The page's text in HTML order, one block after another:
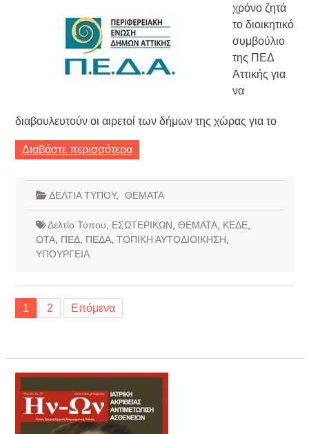
χρόνο ζητά
το διοικητικό
συμβούλιο
της ΠΕΔ
Αττικής για
να
διαβουλευτούν οι αιρετοί των δήμων της χώρας για το
Διαβάστε περισσότερα
ΔΕΛΤΙΑ ΤΥΠΟΥ, ΘΕΜΑΤΑ
Δελτίο Τύπου ΕΣΩΤΕΡΙΚΩΝ ΘΕΜΑΤΑ, ΚΕΔΕ,
ΟΤΑ, ΠΕΔ, ΠΕΔΑ, ΤΟΠΙΚΗ ΑΥΤΟΔΙΟΙΚΗΣΗ
ΥΠΟΥΡΓΕΙΑ
Σελιδοποίηση
άρθρων
1 2 Επόμενα